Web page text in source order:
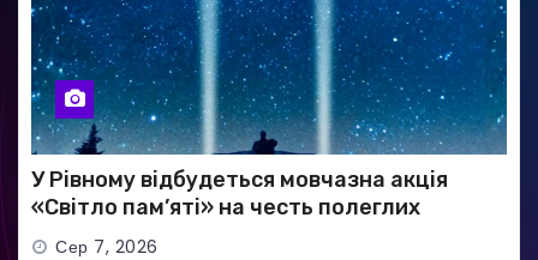
У Рівному відбудеться мовчазна акція
«Світло пам’яті» на честь полеглих
Захисників
Сер 7, 2026